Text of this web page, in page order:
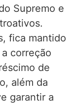
Supremo e
fica mantido
correção
de
além da
garantir a